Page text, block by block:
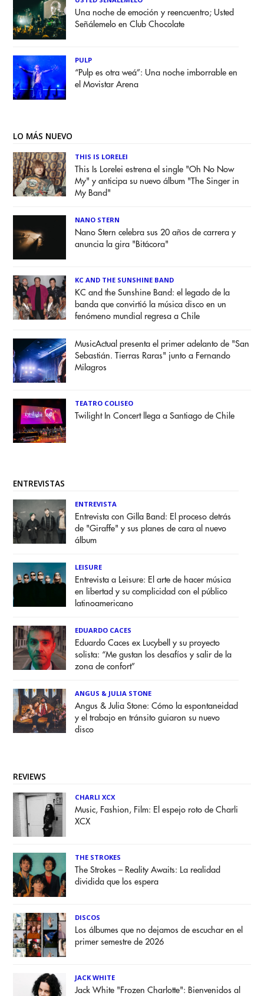
Una noche de emoción y reencuentro; Usted
Señálemelo en Club Chocolate
PULP
“Pulp es otra weá”: Una noche imborrable en
el Movistar Arena
LO MÁS NUEVO
THIS IS LORELEI
This Is Lorelei estrena el single "Oh No Now
My" y anticipa su nuevo álbum "The Singer in
My Band"
NANO STERN
Nano Stern celebra sus 20 años de carrera y
anuncia la gira "Bitácora"
KC AND THE SUNSHINE BAND
KC and the Sunshine Band: el legado de la
banda que convirtió la música disco en un
fenómeno mundial regresa a Chile
MusicActual presenta el primer adelanto de "San
Sebastián. Tierras Raras" junto a Fernando
Milagros
TEATRO COLISEO
Twilight In Concert llega a Santiago de Chile
ENTREVISTAS
ENTREVISTA
Entrevista con Gilla Band: El proceso detrás
de "Giraffe" y sus planes de cara al nuevo
álbum
LEISURE
Entrevista a Leisure: El arte de hacer música
en libertad y su complicidad con el público
latinoamericano
EDUARDO CACES
Eduardo Caces ex Lucybell y su proyecto
solista: “Me gustan los desafíos y salir de la
zona de confort”
ANGUS & JULIA STONE
Angus & Julia Stone: Cómo la espontaneidad
y el trabajo en tránsito guiaron su nuevo
disco
REVIEWS
CHARLI XCX
Music, Fashion, Film: El espejo roto de Charli
XCX
THE STROKES
The Strokes – Reality Awaits: La realidad
dividida que los espera
DISCOS
Los álbumes que no dejamos de escuchar en el
primer semestre de 2026
JACK WHITE
Jack White "Frozen Charlotte": Bienvenidos al